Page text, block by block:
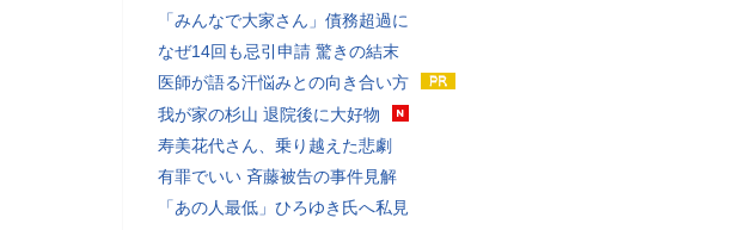
「みんなで大家さん」債務超過に
なぜ14回も忌引申請 驚きの結末
医師が語る汗悩みとの向き合い方
我が家の杉山 退院後に大好物
寿美花代さん、乗り越えた悲劇
有罪でいい 斉藤被告の事件見解
「あの人最低」ひろゆき氏へ私見